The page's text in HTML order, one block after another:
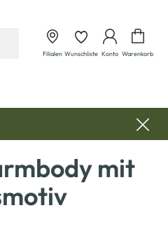
Filialen Wunschliste Konto Warenkorb
mit